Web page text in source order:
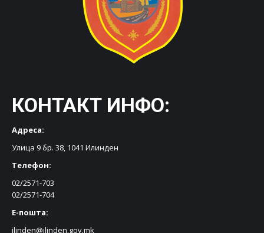
КОНТАКТ ИНФО:
Адреса:
Улица 9 бр. 38, 1041 Илинден
Телефон:
02/2571-703
02/2571-704
Е-пошта:
ilinden@ilinden.gov.mk